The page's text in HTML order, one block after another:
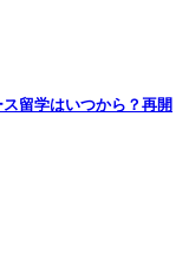
留学はいつから？再開